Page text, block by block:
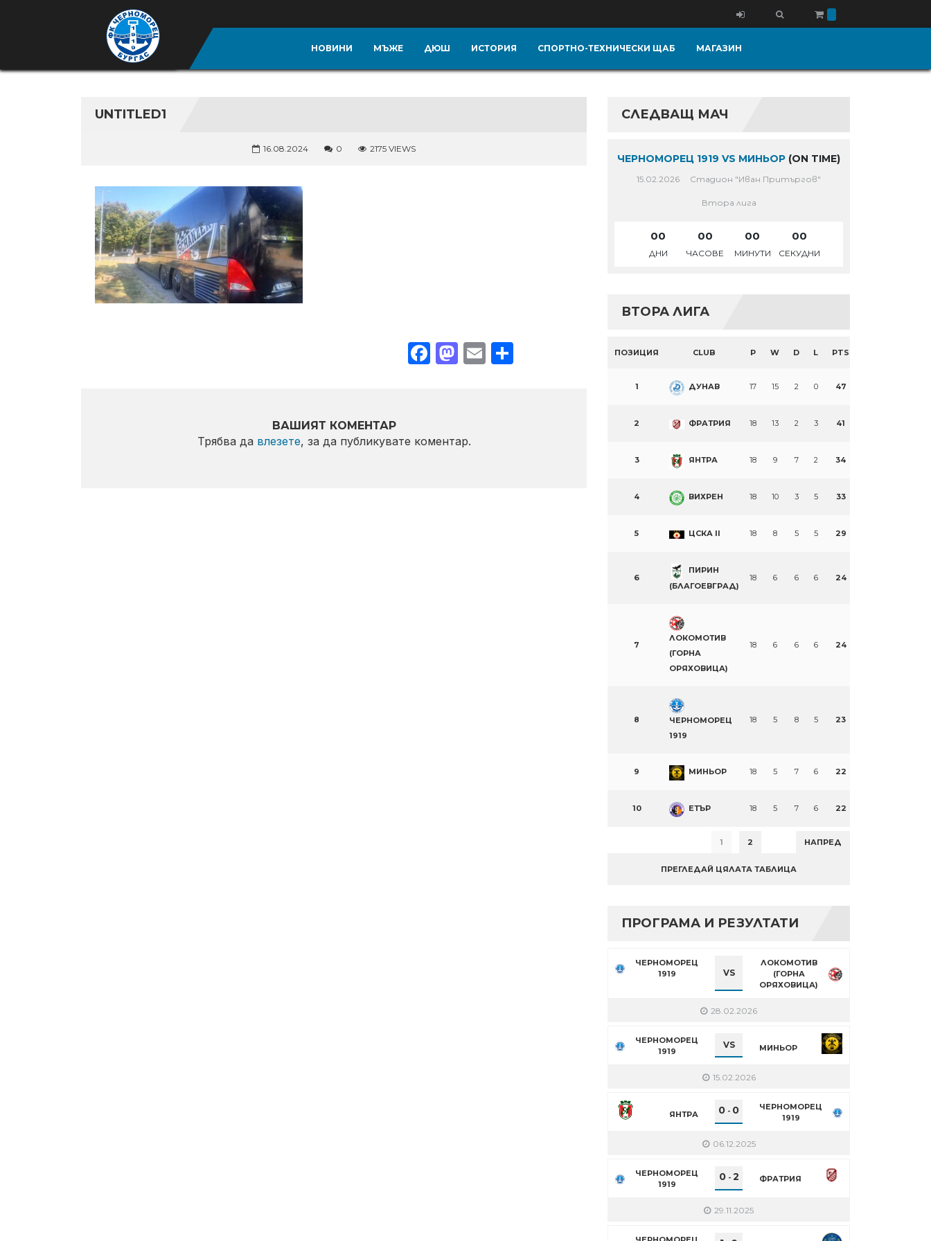
НОВИНИ МЪЖЕ ДЮШ ИСТОРИЯ СПОРТНО-ТЕХНИЧЕСКИ ЩАБ МАГАЗИН
UNTITLED1
16.08.2024 0 2175 VIEWS
Facebook
Mastodon
EmailShare
ВАШИЯТ КОМЕНТАР
Трябва да влезете, за да публикувате коментар.
СЛЕДВАЩ МАЧ
ЧЕРНОМОРЕЦ 1919 VS МИНЬОР (ON TIME)
15.02.2026 Стадион "Иван Притъргов"
Втора лига
00
ДНИ
00
ЧАСОВЕ
00
МИНУТИ
00
СЕКУДНИ
ВТОРА ЛИГА
ПОЗИЦИЯ CLUB P W D L PTS
1 ДУНАВ 17 15 2 0 47
2 ФРАТРИЯ 18 13 2 3 41
3 ЯНТРА 18 9 7 2 34
4 ВИХРЕН 18 10 3 5 33
5 ЦСКА II 18 8 5 5 29
6
ПИРИН
(БЛАГОЕВГРАД)
18 6 6 6 24
7
ЛОКОМОТИВ
(ГОРНА
ОРЯХОВИЦА)
18 6 6 6 24
8
ЧЕРНОМОРЕЦ
1919
18 5 8 5 23
9 МИНЬОР 18 5 7 6 22
10 ЕТЪР 18 5 7 6 22
1 2 НАПРЕД
ПРЕГЛЕДАЙ ЦЯЛАТА ТАБЛИЦА
ПРОГРАМА И РЕЗУЛТАТИ
ЧЕРНОМОРЕЦ
1919
VS
ЛОКОМОТИВ
(ГОРНА
ОРЯХОВИЦА)
28.02.2026
ЧЕРНОМОРЕЦ
1919
VS МИНЬОР
15.02.2026
ЯНТРА 0 - 0
ЧЕРНОМОРЕЦ
1919
06.12.2025
ЧЕРНОМОРЕЦ
1919
0- 2 ФРАТРИЯ
29.11.2025